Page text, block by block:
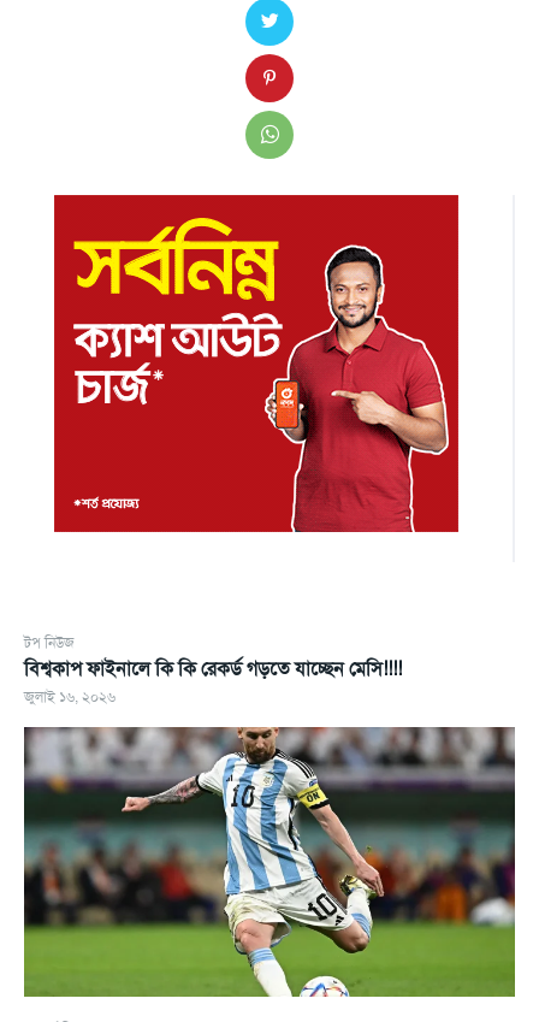
টপ নিউজ
বিশ্বকাপ ফাইনালে কি কি রেকর্ড গড়তে যাচ্ছেন মেসি!!!!
জুলাই ১৬, ২০২৬